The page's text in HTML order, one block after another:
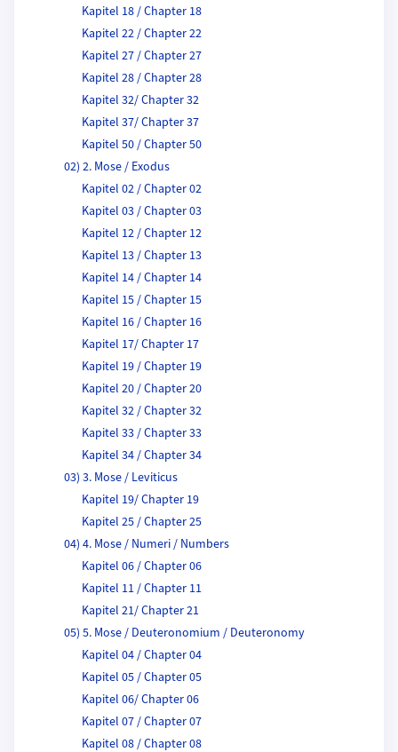
Kapitel 18 / Chapter 18
Kapitel 22 / Chapter 22
Kapitel 27 / Chapter 27
Kapitel 28 / Chapter 28
Kapitel 32/ Chapter 32
Kapitel 37/ Chapter 37
Kapitel 50 / Chapter 50
02) 2. Mose / Exodus
Kapitel 02 / Chapter 02
Kapitel 03 / Chapter 03
Kapitel 12 / Chapter 12
Kapitel 13 / Chapter 13
Kapitel 14 / Chapter 14
Kapitel 15 / Chapter 15
Kapitel 16 / Chapter 16
Kapitel 17/ Chapter 17
Kapitel 19 / Chapter 19
Kapitel 20 / Chapter 20
Kapitel 32 / Chapter 32
Kapitel 33 / Chapter 33
Kapitel 34 / Chapter 34
03) 3. Mose / Leviticus
Kapitel 19/ Chapter 19
Kapitel 25 / Chapter 25
04) 4. Mose / Numeri / Numbers
Kapitel 06 / Chapter 06
Kapitel 11 / Chapter 11
Kapitel 21/ Chapter 21
05) 5. Mose / Deuteronomium / Deuteronomy
Kapitel 04 / Chapter 04
Kapitel 05 / Chapter 05
Kapitel 06/ Chapter 06
Kapitel 07 / Chapter 07
Kapitel 08 / Chapter 08